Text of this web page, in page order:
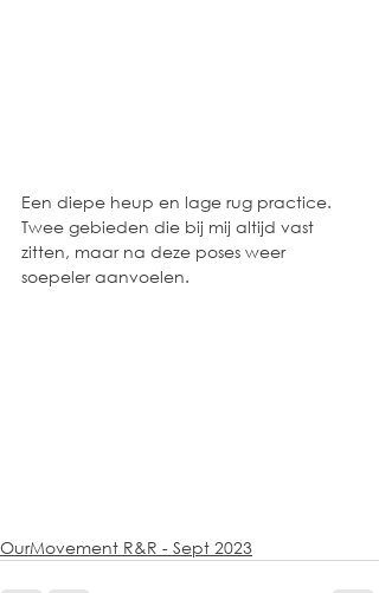
Een diepe heup en lage rug practice.
Twee gebieden die bij mij altijd vast
zitten, maar na deze poses weer
soepeler aanvoelen.
OurMovement R&R - Sept 2023